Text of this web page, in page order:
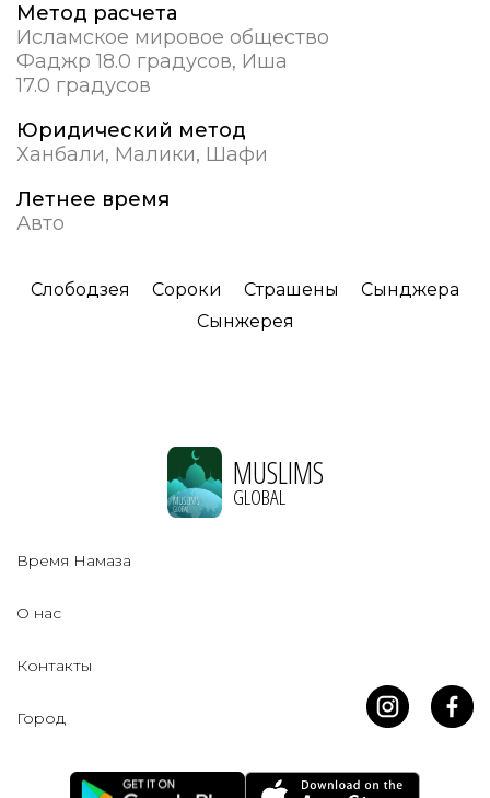
Метод расчета
Исламское мировое общество
Фаджр 18.0 градусов, Иша
17.0 градусов
Юридический метод
Ханбали, Малики, Шафи
Летнее время
Авто
Слободзея Сороки Страшены
Сынджера
Сынжерея
MUSLIMS
GLOBAL
Время Намаза
О нас
Контакты
Город